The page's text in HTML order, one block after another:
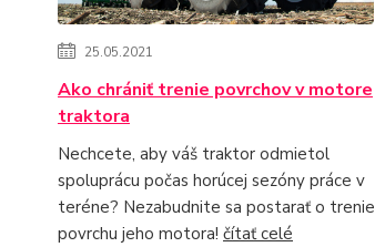
25.05.2021
Ako chrániť trenie povrchov v motore
traktora
Nechcete, aby váš traktor odmietol
spoluprácu počas horúcej sezóny práce v
teréne? Nezabudnite sa postarať o trenie
povrchu jeho motora! čítať celé